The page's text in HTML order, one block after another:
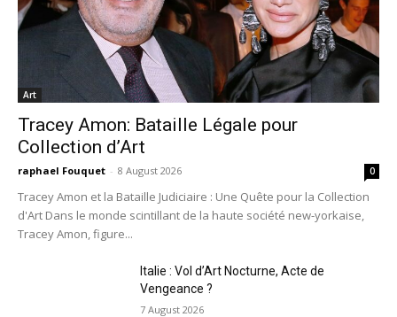
Art
Tracey Amon: Bataille Légale pour
Collection d’Art
raphael Fouquet - 8 August 2026 0
Tracey Amon et la Bataille Judiciaire : Une Quête pour la Collection
d'Art Dans le monde scintillant de la haute société new-yorkaise,
Tracey Amon, figure...
Italie : Vol d’Art Nocturne, Acte de
Vengeance ?
7 August 2026